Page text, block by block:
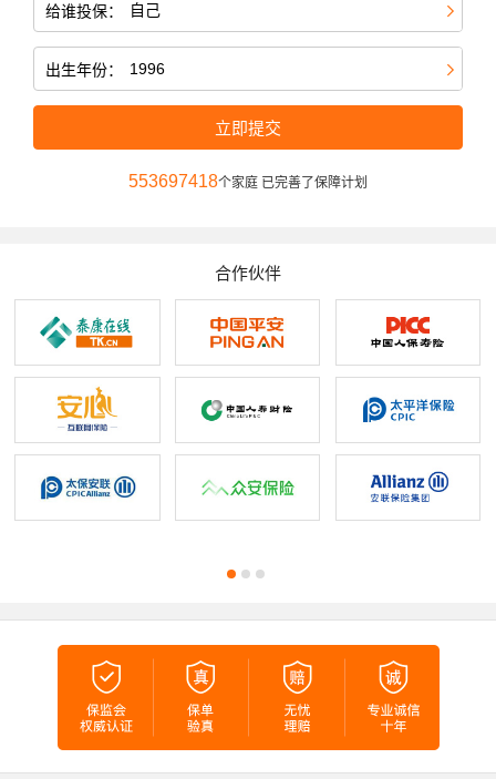
给谁投保：
出生年份：
立即提交
553697418个家庭 已完善了保障计划
合作伙伴